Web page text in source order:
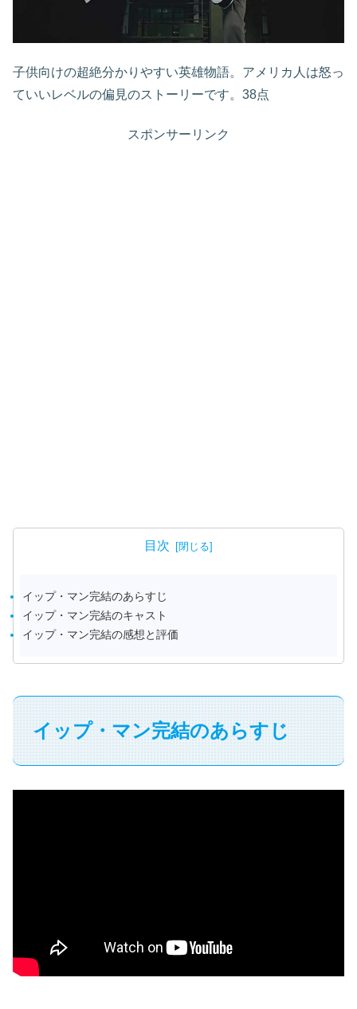
子供向けの超絶分かりやすい英雄物語。アメリカ人は怒っ
ていいレベルの偏見のストーリーです。38点
スポンサーリンク
目次
イップ・マン完結のあらすじ
イップ・マン完結のキャスト
イップ・マン完結の感想と評価
イップ・マン完結のあらすじ